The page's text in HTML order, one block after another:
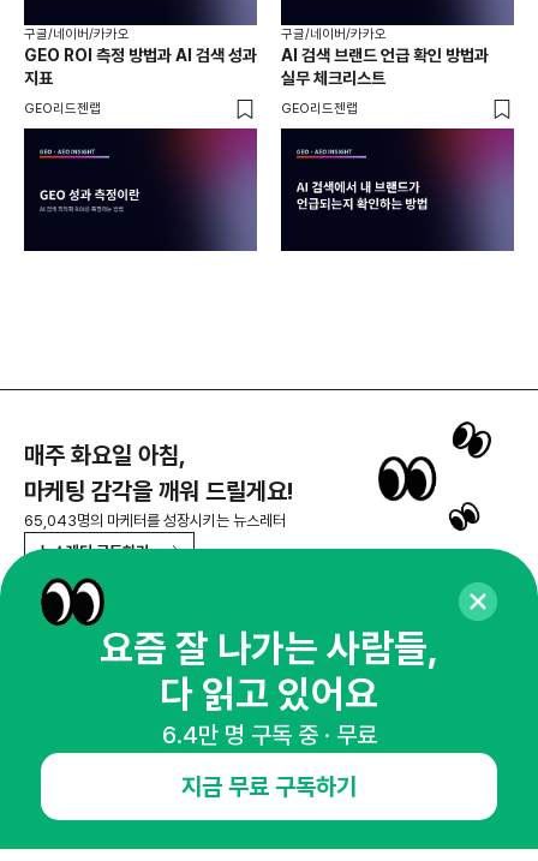
구글/네이버/카카오
GEO ROI 측정 방법과 AI 검색 성과
지표
GEO리드젠랩
구글/네이버/카카오
AI 검색 브랜드 언급 확인 방법과
실무 체크리스트
GEO리드젠랩
매주 화요일 아침,
마케팅 감각을 깨워 드릴게요!
65,043명의 마케터를 성장시키는 뉴스레터
뉴스레터 구독하기
오픈애즈란 공지사항 제휴문의
인사이터 신청
요즘 잘 나가는 사람들,
다 읽고 있어요
6.4만 명 구독 중 · 무료
지금 무료 구독하기